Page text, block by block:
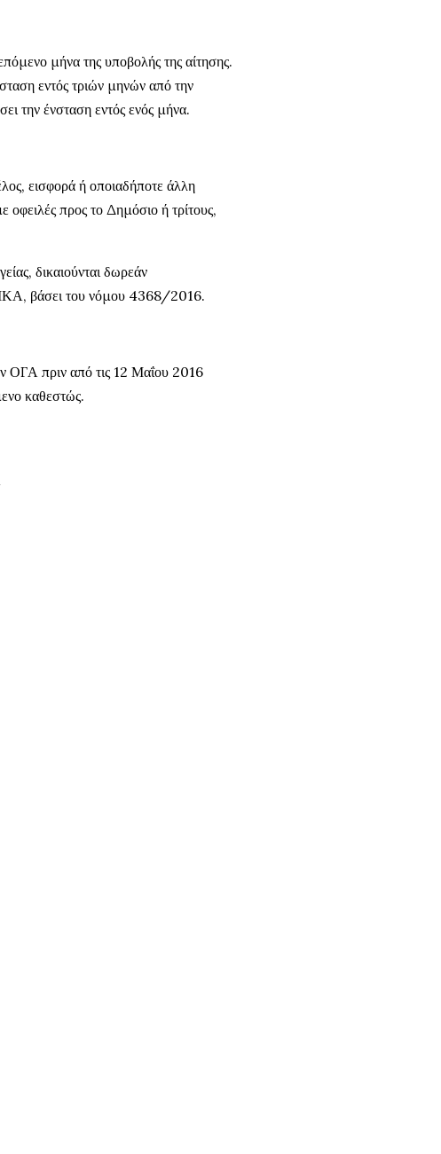
μήνα της υποβολής της αίτησης.
εντός τριών μηνών από την
την ένσταση εντός ενός μήνα.
εισφορά ή οποιαδήποτε άλλη
προς το Δημόσιο ή τρίτους,
δικαιούνται δωρεάν
βάσει του νόμου 4368/2016.
ΟΓΑ πριν από τις 12 Μαΐου 2016
καθεστώς.